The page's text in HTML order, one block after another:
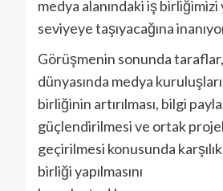
medya alanındaki iş
seviyeye taşıyacağına
Görüşmenin sonunda
dünyasında medya
birliğinin artırılması, bilgi
güçlendirilmesi ve ortak
geçirilmesi konusunda
birliği yapılmasını